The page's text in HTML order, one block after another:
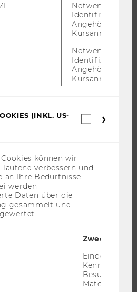
Notwendig zur
Identifizierung
Angehörige/r für
Kursanmeldung.
Notwendig zur
Identifizierung
Angehörige/r für
Kursanmeldung.
(INKL. US-
können wir
verbessern und
an Ihre Bedürfnisse
werden
Daten über die
gesammelt und
Zweck
Eindeutige
Besuchers
Matomo.